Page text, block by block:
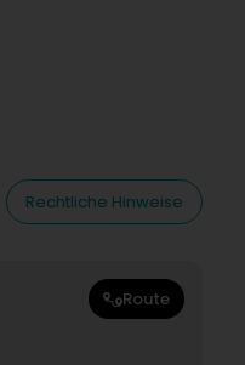
Rechtliche Hinweise
Route